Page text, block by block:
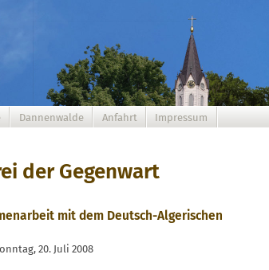
Dannenwalde Anfahrt Impressum
der Gegenwart
mit dem Deutsch-Algerischen
20. Juli 2008